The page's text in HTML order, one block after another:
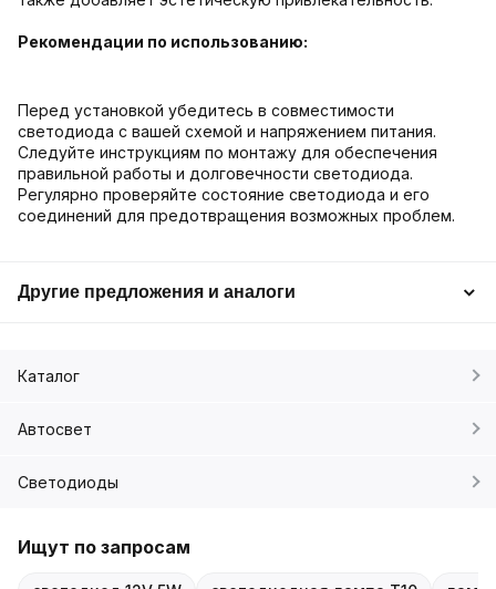
Рекомендации по использованию:
Перед установкой убедитесь в совместимости
светодиода с вашей схемой и напряжением питания.
Следуйте инструкциям по монтажу для обеспечения
правильной работы и долговечности светодиода.
Регулярно проверяйте состояние светодиода и его
соединений для предотвращения возможных проблем.
Другие предложения и аналоги
Каталог
Автосвет
Светодиоды
Ищут по запросам